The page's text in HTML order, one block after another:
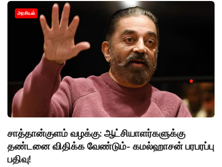
அரசியல்
சாத்தான்குளம் வழக்கு: ஆட்சியாளர்களுக்கு
தண்டனை விதிக்க வேண்டும்- கமல்ஹாசன் பரபரப்பு
பதிவு!